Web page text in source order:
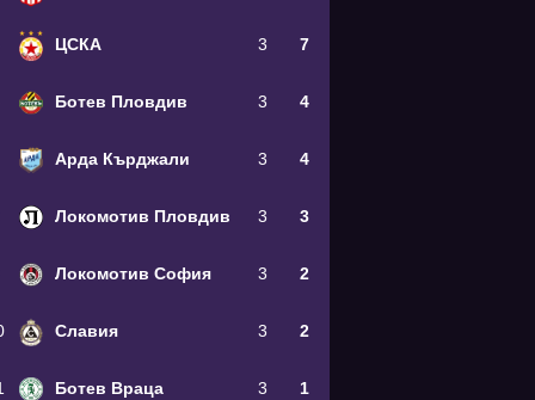
ЦСКА 3 7
Ботев Пловдив 3 4
Арда Кърджали 3 4
Локомотив Пловдив 3 3
Локомотив София 3 2
Славия 3 2
Ботев Враца 3 1